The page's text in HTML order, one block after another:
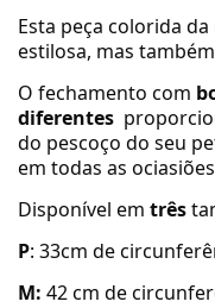
Esta peça colorida
estilosa, mas
O fechamento com
diferentes
do pescoço do seu
em todas as
Disponível em três
P: 33cm de
M: 42 cm de